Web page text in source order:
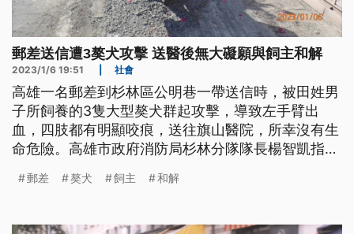
郵差送信遭3獒犬攻擊 送醫後無大礙願與飼主和解
2023/1/6 19:51 社會
高雄一名郵差到杉林區公明巷一帶送信時，被田姓男
子所飼養的3隻大型獒犬群起攻擊，導致左手臂出
血，四肢都有明顯咬痕，送往旗山醫院，所幸沒有生
命危險。高雄市政府消防局杉林分隊隊長楊智凱指
者，傷者為38歲男性郵務人員，主述四肢均有狗咬傷
止血後送往旗山醫院救治，傷者送醫途中意識清楚，
郵差 獒犬 飼主 和解